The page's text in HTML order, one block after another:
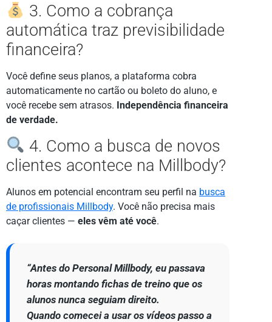
3. Como a cobrança
automática traz previsibilidade
financeira?
Você define seus planos, a plataforma cobra
automaticamente no cartão ou boleto do aluno, e
você recebe sem atrasos. Independência financeira
de verdade.
4. Como a busca de novos
clientes acontece na Millbody?
Alunos em potencial encontram seu perfil na busca
de profissionais Millbody. Você não precisa mais
caçar clientes — eles vêm até você.
“Antes do Personal Millbody, eu passava
horas montando fichas de treino que os
alunos nunca seguiam direito.
Quando comecei a usar os vídeos passo a